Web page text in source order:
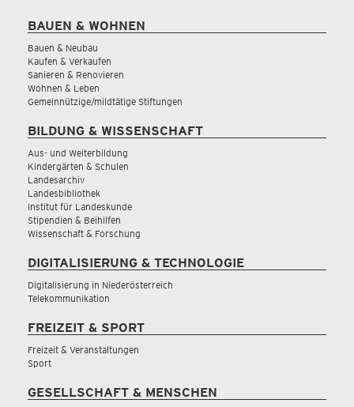
BAUEN & WOHNEN
Bauen & Neubau
Kaufen & Verkaufen
Sanieren & Renovieren
Wohnen & Leben
Gemeinnützige/mildtätige Stiftungen
BILDUNG & WISSENSCHAFT
Aus- und Weiterbildung
Kindergärten & Schulen
Landesarchiv
Landesbibliothek
Institut für Landeskunde
Stipendien & Beihilfen
Wissenschaft & Forschung
DIGITALISIERUNG & TECHNOLOGIE
Digitalisierung in Niederösterreich
Telekommunikation
FREIZEIT & SPORT
Freizeit & Veranstaltungen
Sport
GESELLSCHAFT & MENSCHEN